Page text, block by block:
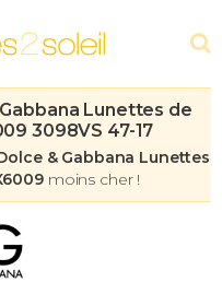
Lunettes de
3098VS 47-17
& Gabbana Lunettes
moins cher !